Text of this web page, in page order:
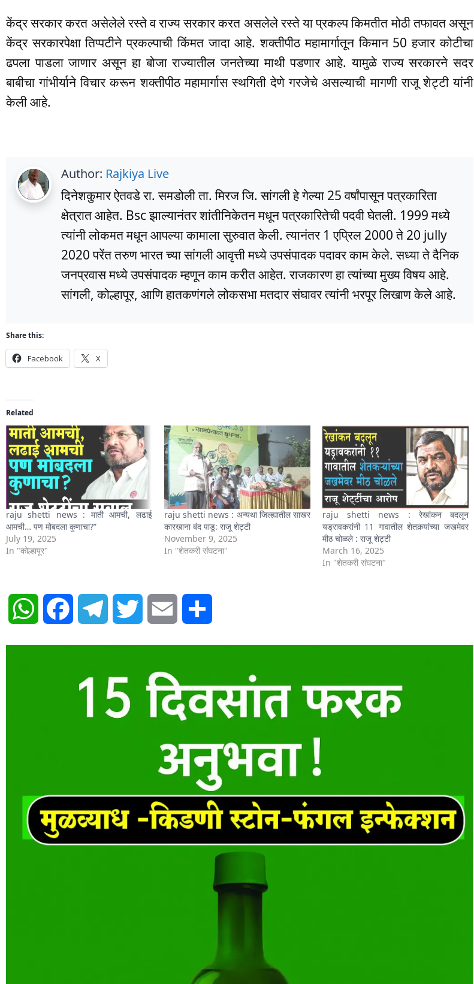
केंद्र सरकार करत असेलेले रस्ते व राज्य सरकार करत असलेले रस्ते या प्रकल्प किमतीत मोठी तफावत असून
केंद्र सरकारपेक्षा तिप्पटीने प्रकल्पाची किंमत जादा आहे. शक्तीपीठ महामार्गातून किमान 50 हजार कोटीचा
ढपला पाडला जाणार असून हा बोजा राज्यातील जनतेच्या माथी पडणार आहे. यामुळे राज्य सरकारने सदर
बाबीचा गांभीर्याने विचार करून शक्तीपीठ महामार्गास स्थगिती देणे गरजेचे असल्याची मागणी राजू शेट्टी यांनी
केली आहे.
Author: Rajkiya Live
दिनेशकुमार ऐतवडे रा. समडोली ता. मिरज जि. सांगली हे गेल्या 25 वर्षांपासून पत्रकारिता
क्षेत्रात आहेत. Bsc झाल्यानंतर शांतीनिकेतन मधून पत्रकारितेची पदवी घेतली. 1999 मध्ये
त्यांनी लोकमत मधून आपल्या कामाला सुरुवात केली. त्यानंतर 1 एप्रिल 2000 ते 20 jully
2020 परेंत तरुण भारत च्या सांगली आवृत्ती मध्ये उपसंपादक पदावर काम केले. सध्या ते दैनिक
जनप्रवास मध्ये उपसंपादक म्हणून काम करीत आहेत. राजकारण हा त्यांच्या मुख्य विषय आहे.
सांगली, कोल्हापूर, आणि हातकणंगले लोकसभा मतदार संघावर त्यांनी भरपूर लिखाण केले आहे.
Share this:
Facebook X
Related
raju shetti news : माती आमची, लढाई
आमची… पण मोबदला कुणाचा?”
July 19, 2025
In "कोल्हापूर"
raju shetti news : अन्यथा जिल्ह्यातील साखर
कारखाना बंद पाडू: राजू शेट्टी
November 9, 2025
In "शेतकरी संघटना"
raju shetti news : रेखांकन बदलून
यड्रावकरांनी 11 गावातील शेतकर्‍यांच्या जखमेवर
मीठ चोळले : राजू शेट्टी
March 16, 2025
In "शेतकरी संघटना"
WhatsAppFacebook Telegram Twitter Email